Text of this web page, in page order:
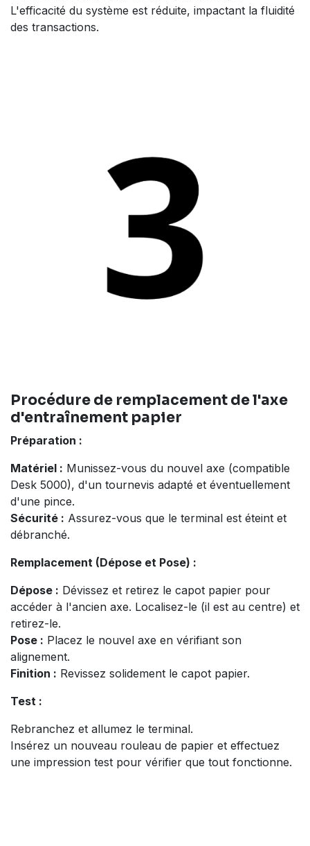
L'efficacité du système est réduite, impactant la fluidité
des transactions.
Procédure de remplacement de l'axe
d'entraînement papier
Préparation :
Matériel : Munissez-vous du nouvel axe (compatible
Desk 5000), d'un tournevis adapté et éventuellement
d'une pince.
Sécurité : Assurez-vous que le terminal est éteint et
débranché.
Remplacement (Dépose et Pose) :
Dépose : Dévissez et retirez le capot papier pour
accéder à l'ancien axe. Localisez-le (il est au centre) et
retirez-le.
Pose : Placez le nouvel axe en vérifiant son
alignement.
Finition : Revissez solidement le capot papier.
Test :
Rebranchez et allumez le terminal.
Insérez un nouveau rouleau de papier et effectuez
une impression test pour vérifier que tout fonctionne.